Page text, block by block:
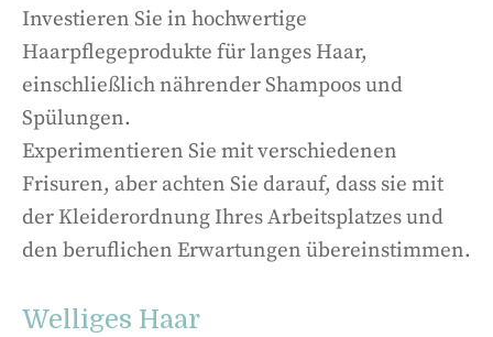
Investieren Sie in hochwertige
Haarpflegeprodukte für langes Haar,
einschließlich nährender Shampoos und
Spülungen.
Experimentieren Sie mit verschiedenen
Frisuren, aber achten Sie darauf, dass sie mit
der Kleiderordnung Ihres Arbeitsplatzes und
den beruflichen Erwartungen übereinstimmen.
Welliges Haar